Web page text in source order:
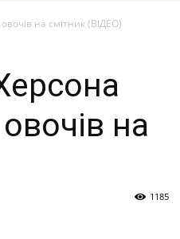
на смітник (ВІДЕО)
на
1185